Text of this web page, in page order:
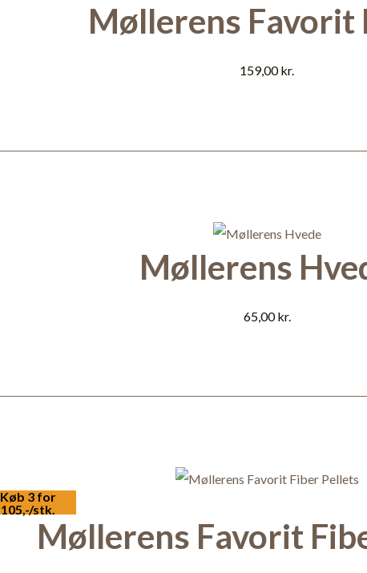
Møllerens Favorit
159,00kr.
Møllerens
65,00kr.
Køb 3 for
105,-/stk.
Møllerens Favorit